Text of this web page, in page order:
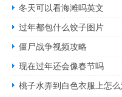
冬天可以看海滩吗英文
过年都包什么饺子图片
僵尸战争视频攻略
现在过年还会像春节吗
桃子水弄到白色衣服上怎